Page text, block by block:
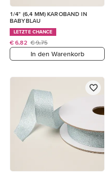
1/4" (6,4 MM) KAROBAND IN
BABYBLAU
LETZTE CHANCE
€ 6,82 € 9,75
In den Warenkorb